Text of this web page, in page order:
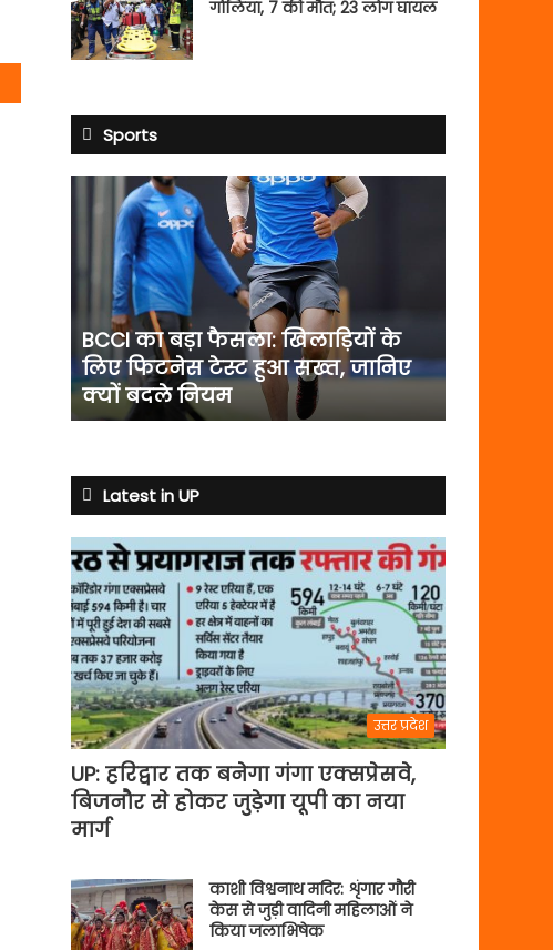
गोलियां, 7 की मौत; 23 लोग घायल
Sports
फैसला:
खिलाड़ियों
फिटनेस
टेस्ट
हुआ
सख्त,
बदले
नियम
BCCI का बड़ा फैसला: खिलाड़ियों के
लिए फिटनेस टेस्ट हुआ सख्त, जानिए
क्यों बदले नियम
Latest in UP
उत्तर प्रदेश
UP: हरिद्वार तक बनेगा गंगा एक्सप्रेसवे,
बिजनौर से होकर जुड़ेगा यूपी का नया
मार्ग
काशी विश्वनाथ मदिर: शृंगार गौरी
केस से जुड़ी वादिनी महिलाओं ने
किया जलाभिषेक